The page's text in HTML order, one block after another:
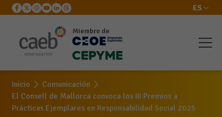
ES
Miembro de
Inicio
Comunicación
El Consell de Mallorca convoca los III Premios a
Prácticas Ejemplares en Responsabilidad Social 2025